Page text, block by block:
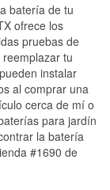
batería de tu
ofrece los
pruebas de
tu
instalar
al comprar una
cerca de mí o
para jardín
la batería
#1690 de